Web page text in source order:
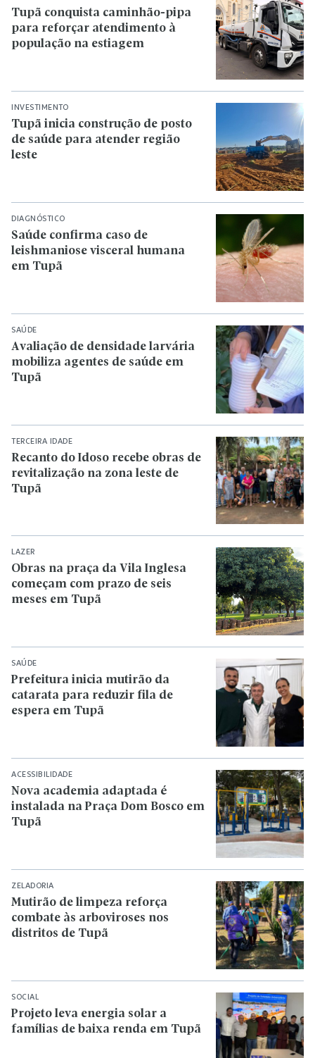
Tupã conquista caminhão-pipa
para reforçar atendimento à
população na estiagem
INVESTIMENTO
Tupã inicia construção de posto
de saúde para atender região
leste
DIAGNÓSTICO
Saúde confirma caso de
leishmaniose visceral humana
em Tupã
SAÚDE
Avaliação de densidade larvária
mobiliza agentes de saúde em
Tupã
TERCEIRA IDADE
Recanto do Idoso recebe obras de
revitalização na zona leste de
Tupã
LAZER
Obras na praça da Vila Inglesa
começam com prazo de seis
meses em Tupã
SAÚDE
Prefeitura inicia mutirão da
catarata para reduzir fila de
espera em Tupã
ACESSIBILIDADE
Nova academia adaptada é
instalada na Praça Dom Bosco em
Tupã
ZELADORIA
Mutirão de limpeza reforça
combate às arboviroses nos
distritos de Tupã
SOCIAL
Projeto leva energia solar a
famílias de baixa renda em Tupã